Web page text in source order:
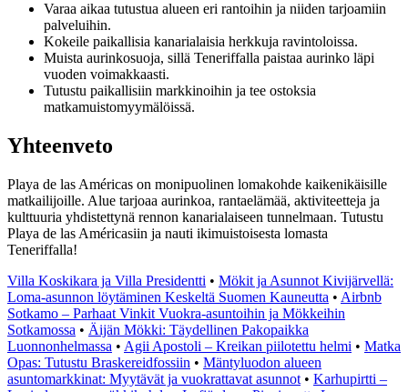
Varaa aikaa tutustua alueen eri rantoihin ja niiden tarjoamiin
palveluihin.
Kokeile paikallisia kanarialaisia herkkuja ravintoloissa.
Muista aurinkosuoja, sillä Teneriffalla paistaa aurinko läpi
vuoden voimakkaasti.
Tutustu paikallisiin markkinoihin ja tee ostoksia
matkamuistomyymälöissä.
Yhteenveto
Playa de las Américas on monipuolinen lomakohde kaikenikäisille
matkailijoille. Alue tarjoaa aurinkoa, rantaelämää, aktiviteetteja ja
kulttuuria yhdistettynä rennon kanarialaiseen tunnelmaan. Tutustu
Playa de las Américasiin ja nauti ikimuistoisesta lomasta
Teneriffalla!
Villa Koskikara ja Villa Presidentti • Mökit ja Asunnot Kivijärvellä:
Loma-asunnon löytäminen Keskeltä Suomen Kauneutta • Airbnb
Sotkamo – Parhaat Vinkit Vuokra-asuntoihin ja Mökkeihin
Sotkamossa • Äijän Mökki: Täydellinen Pakopaikka
Luonnonhelmassa • Agii Apostoli – Kreikan piilotettu helmi • Matka
Opas: Tutustu Braskereidfossiin • Mäntyluodon alueen
asuntomarkkinat: Myytävät ja vuokrattavat asunnot • Karhupirtti –